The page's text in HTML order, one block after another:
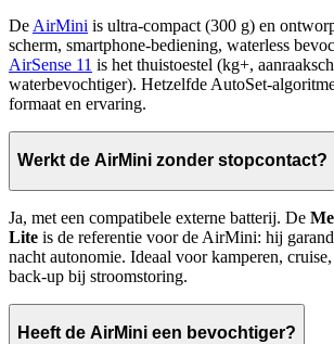
De AirMini is ultra-compact (300 g) en
scherm, smartphone-bediening, waterless
AirSense 11 is het thuistoestel (kg+,
waterbevochtiger). Hetzelfde AutoSet-
formaat en ervaring.
Werkt de AirMini zonder stopcontact?
Ja, met een compatibele externe batterij. De
Lite is de referentie voor de AirMini: hij
nacht autonomie. Ideaal voor kamperen,
back-up bij stroomstoring.
Heeft de AirMini een bevochtiger?